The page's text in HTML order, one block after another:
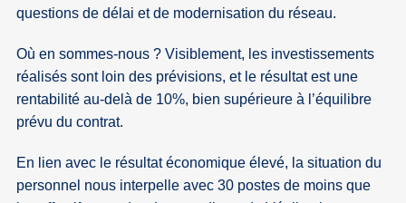
questions de délai et de modernisation du réseau.
Où en sommes-nous ? Visiblement, les investissements
réalisés sont loin des prévisions, et le résultat est une
rentabilité au-delà de 10%, bien supérieure à l’équilibre
prévu du contrat.
En lien avec le résultat économique élevé, la situation du
personnel nous interpelle avec 30 postes de moins que